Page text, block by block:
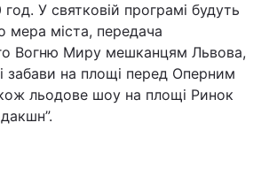
У святковій програмі будуть
мера міста, передача
Вогню Миру мешканцям Львова,
забави на площі перед Оперним
льодове шоу на площі Ринок